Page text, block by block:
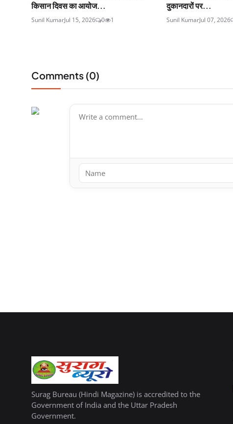
किसान दिवस का आयोज...
Sunil KumarJul 15, 2026 0 1
दुकानदारों पर...
Sunil KumarJul 07, 2026
Comments (0)
Surag Bureau (Hindi Magazine) is accredited to the
Government of India and the Uttar Pradesh
Government.